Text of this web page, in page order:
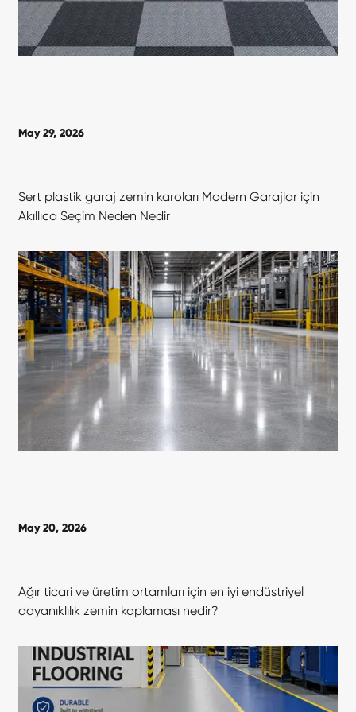
May 29, 2026
Sert plastik garaj zemin karoları Modern Garajlar için
Akıllıca Seçim Neden Nedir
May 20, 2026
Ağır ticari ve üretim ortamları için en iyi endüstriyel
dayanıklılık zemin kaplaması nedir?